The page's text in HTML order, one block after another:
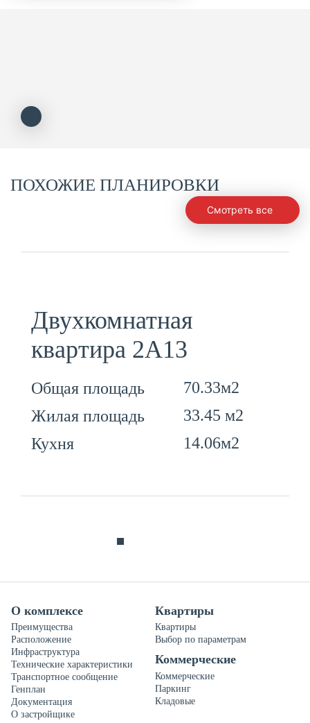
ПОХОЖИЕ ПЛАНИРОВКИ
Смотреть все
Двухкомнатная
квартира 2А13
Общая площадь
70.33м2
Жилая площадь
33.45 м2
Кухня
14.06м2
О комплексе
Преимущества
Расположение
Инфраструктура
Технические характеристики
Транспортное сообщение
Генплан
Документация
О застройщике
Квартиры
Квартиры
Выбор по параметрам
Коммерческие
Коммерческие
Паркинг
Кладовые